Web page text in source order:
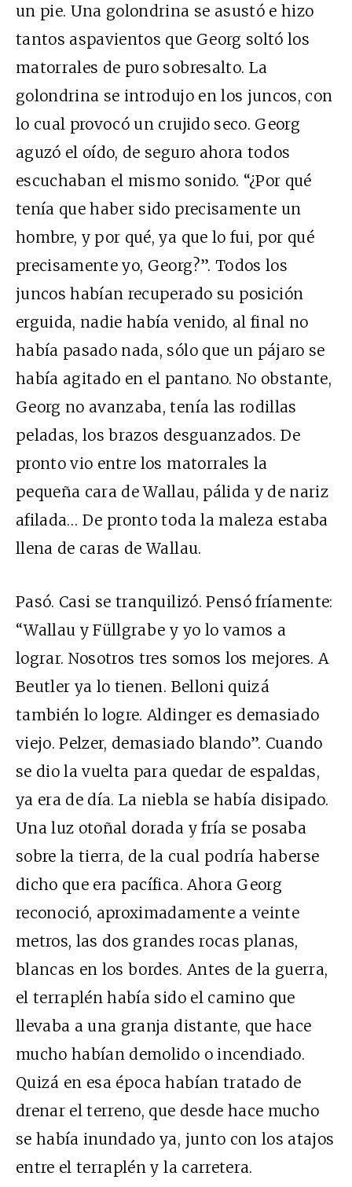
un pie. Una golondrina se asustó e hizo
tantos aspavientos que Georg soltó los
matorrales de puro sobresalto. La
golondrina se introdujo en los juncos, con
lo cual provocó un crujido seco. Georg
aguzó el oído, de seguro ahora todos
escuchaban el mismo sonido. “¿Por qué
tenía que haber sido precisamente un
hombre, y por qué, ya que lo fui, por qué
precisamente yo, Georg?”. Todos los
juncos habían recuperado su posición
erguida, nadie había venido, al final no
había pasado nada, sólo que un pájaro se
había agitado en el pantano. No obstante,
Georg no avanzaba, tenía las rodillas
peladas, los brazos desguanzados. De
pronto vio entre los matorrales la
pequeña cara de Wallau, pálida y de nariz
afilada… De pronto toda la maleza estaba
llena de caras de Wallau.
Pasó. Casi se tranquilizó. Pensó fríamente:
“Wallau y Füllgrabe y yo lo vamos a
lograr. Nosotros tres somos los mejores. A
Beutler ya lo tienen. Belloni quizá
también lo logre. Aldinger es demasiado
viejo. Pelzer, demasiado blando”. Cuando
se dio la vuelta para quedar de espaldas,
ya era de día. La niebla se había disipado.
Una luz otoñal dorada y fría se posaba
sobre la tierra, de la cual podría haberse
dicho que era pacífica. Ahora Georg
reconoció, aproximadamente a veinte
metros, las dos grandes rocas planas,
blancas en los bordes. Antes de la guerra,
el terraplén había sido el camino que
llevaba a una granja distante, que hace
mucho habían demolido o incendiado.
Quizá en esa época habían tratado de
drenar el terreno, que desde hace mucho
se había inundado ya, junto con los atajos
entre el terraplén y la carretera.